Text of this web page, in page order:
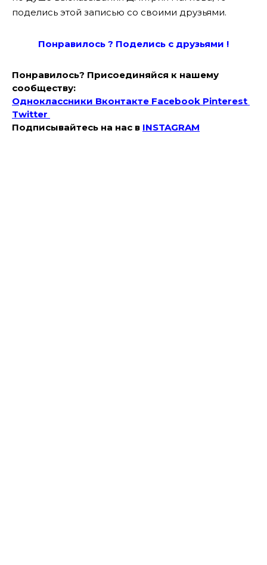
поделись этой записью со своими друзьями.
Понравилось ? Поделись с друзьями !
Понравилось? Присоединяйся к нашему
сообществу:
Одноклассники Вконтакте Facebook Pinterest
Twitter
Подписывайтесь на наc в INSTAGRAM